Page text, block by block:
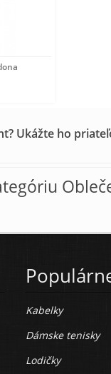
Ukážte ho
Kabelky
Dámske tenisky
Lodičky